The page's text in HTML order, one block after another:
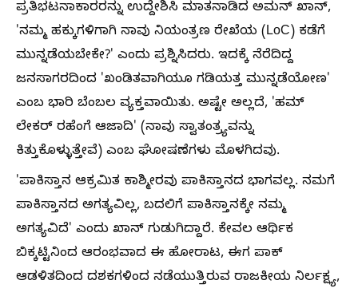
ಪ್ರತಿಭಟನಾಕಾರರನ್ನು ಉದ್ದೇಶಿಸಿ ಮಾತನಾಡಿದ ಅಮನ್ ಖಾನ್,
'ನಮ್ಮ ಹಕ್ಕುಗಳಿಗಾಗಿ ನಾವು ನಿಯಂತ್ರಣ ರೇಖೆಯ (LoC) ಕಡೆಗೆ
ಮುನ್ನಡೆಯಬೇಕೇ?' ಎಂದು ಪ್ರಶ್ನಿಸಿದರು. ಇದಕ್ಕೆ ನೆರೆದಿದ್ದ
ಜನಸಾಗರದಿಂದ 'ಖಂಡಿತವಾಗಿಯೂ ಗಡಿಯತ್ತ ಮುನ್ನಡೆಯೋಣ'
ಎಂಬ ಭಾರಿ ಬೆಂಬಲ ವ್ಯಕ್ತವಾಯಿತು. ಅಷ್ಟೇ ಅಲ್ಲದೆ, 'ಹಮ್
ಲೇಕರ್ ರಹೆಂಗೆ ಆಜಾದಿ' (ನಾವು ಸ್ವಾತಂತ್ರ್ಯವನ್ನು
ಕಿತ್ತುಕೊಳ್ಳುತ್ತೇವೆ) ಎಂಬ ಘೋಷಣೆಗಳು ಮೊಳಗಿದವು.
'ಪಾಕಿಸ್ತಾನ ಆಕ್ರಮಿತ ಕಾಶ್ಮೀರವು ಪಾಕಿಸ್ತಾನದ ಭಾಗವಲ್ಲ. ನಮಗೆ
ಪಾಕಿಸ್ತಾನದ ಅಗತ್ಯವಿಲ್ಲ, ಬದಲಿಗೆ ಪಾಕಿಸ್ತಾನಕ್ಕೇ ನಮ್ಮ
ಅಗತ್ಯವಿದೆ' ಎಂದು ಖಾನ್ ಗುಡುಗಿದ್ದಾರೆ. ಕೇವಲ ಆರ್ಥಿಕ
ಬಿಕ್ಕಟ್ಟಿನಿಂದ ಆರಂಭವಾದ ಈ ಹೋರಾಟ, ಈಗ ಪಾಕ್
ಆಡಳಿತದಿಂದ ದಶಕಗಳಿಂದ ನಡೆಯುತ್ತಿರುವ ರಾಜಕೀಯ ನಿರ್ಲಕ್ಷ್ಯ,